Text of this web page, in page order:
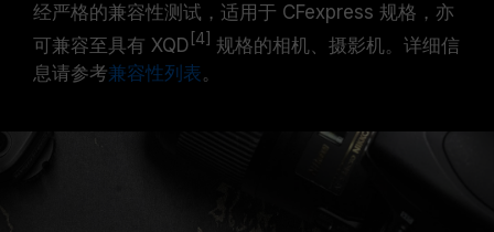
经严格的兼容性测试，适用于 CFexpress 规格，亦
可兼容至具有 XQD [4] 规格的相机、摄影机。详细信
息请参考兼容性列表。